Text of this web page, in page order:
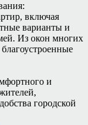
включая
варианты и
Из окон многих
и
городской